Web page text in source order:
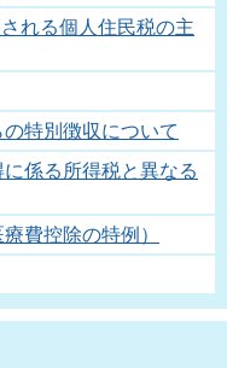
れる個人住民税の主
特別徴収について
係る所得税と異なる
費控除の特例）